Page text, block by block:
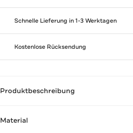
Schnelle Lieferung in 1-3 Werktagen
Kostenlose Rücksendung
Produktbeschreibung
Material